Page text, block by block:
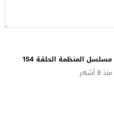
مسلسل المنظمة الحلقة 154
منذ 8 أشهر